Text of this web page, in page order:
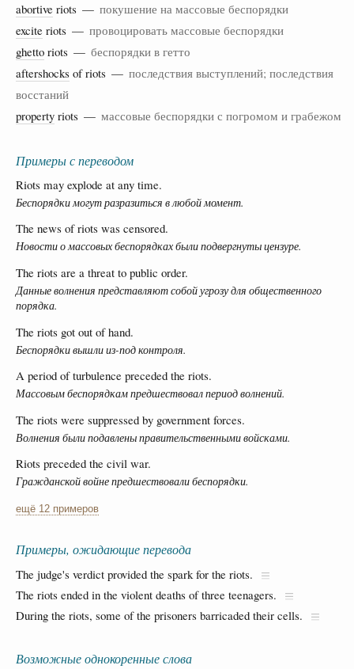
abortive riots — покушение на массовые беспорядки
excite riots — провоцировать массовые беспорядки
ghetto riots — беспорядки в гетто
aftershocks of riots — последствия выступлений; последствия
восстаний
property riots — массовые беспорядки с погромом и грабежом
Примеры с переводом
Riots may explode at any time.
Беспорядки могут разразиться в любой момент.
The news of riots was censored.
Новости о массовых беспорядках были подвергнуты цензуре.
The riots are a threat to public order.
Данные волнения представляют собой угрозу для общественного
порядка.
The riots got out of hand.
Беспорядки вышли из-под контроля.
A period of turbulence preceded the riots.
Массовым беспорядкам предшествовал период волнений.
The riots were suppressed by government forces.
Волнения были подавлены правительственными войсками.
Riots preceded the civil war.
Гражданской войне предшествовали беспорядки.
ещё 12 примеров
Примеры, ожидающие перевода
The judge's verdict provided the spark for the riots.
The riots ended in the violent deaths of three teenagers.
During the riots, some of the prisoners barricaded their cells.
Возможные однокоренные слова